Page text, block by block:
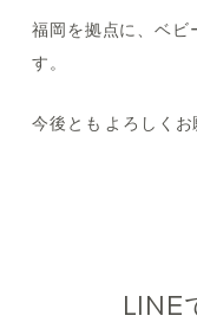
福岡を拠点に、ベビ
す。
今後とも よろしく
LINE